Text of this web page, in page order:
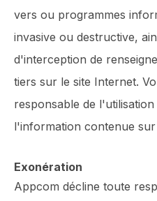
vers ou programmes
invasive ou destructive,
d'interception de
tiers sur le site Internet.
responsable de
l'information contenue
Exonération
Appcom décline toute